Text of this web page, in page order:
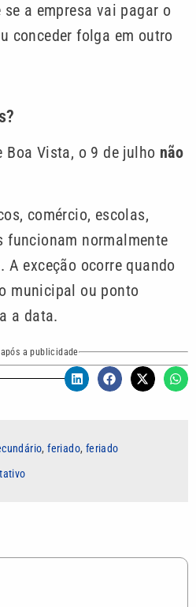
a empresa vai pagar o
conceder folga em outro
Boa Vista, o 9 de julho não
comércio, escolas,
funcionam normalmente
exceção ocorre quando
municipal ou ponto
a data.
a publicidade
,feriado, feriado